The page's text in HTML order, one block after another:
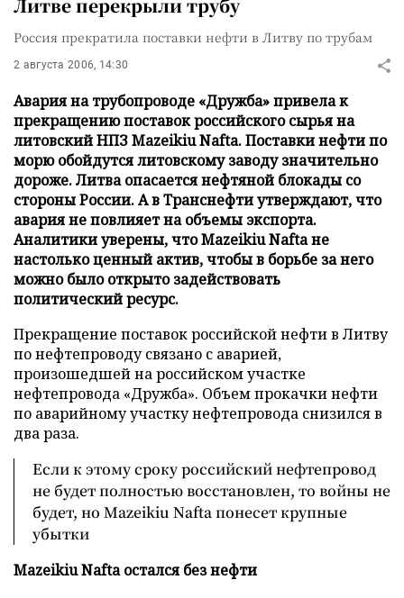
Литве перекрыли трубу
Россия прекратила поставки нефти в Литву по трубам
2 августа 2006, 14:30
Авария на трубопроводе «Дружба» привела к
прекращению поставок российского сырья на
литовский НПЗ Mazeikiu Nafta. Поставки нефти по
морю обойдутся литовскому заводу значительно
дороже. Литва опасается нефтяной блокады со
стороны России. А в Транснефти утверждают, что
авария не повлияет на объемы экспорта.
Аналитики уверены, что Mazeikiu Nafta не
настолько ценный актив, чтобы в борьбе за него
можно было открыто задействовать
политический ресурс.
Прекращение поставок российской нефти в Литву
по нефтепроводу связано с аварией,
произошедшей на российском участке
нефтепровода «Дружба». Объем прокачки нефти
по аварийному участку нефтепровода снизился в
два раза.
Если к этому сроку российский нефтепровод
не будет полностью восстановлен, то войны не
будет, но Mazeikiu Nafta понесет крупные
убытки
Mazeikiu Nafta остался без нефти